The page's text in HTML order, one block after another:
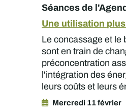
Séances de
Une utilisation
Le concassage et le
sont en train de
préconcentration
l'intégration des
leurs coûts et leurs
Mercredi 11 février